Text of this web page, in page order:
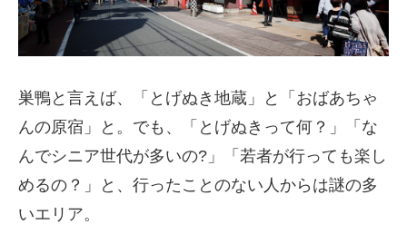
巣鴨と言えば、「とげぬき地蔵」と「おばあちゃ
んの原宿」と。でも、「とげぬきって何？」「な
んでシニア世代が多いの?」「若者が行っても楽し
めるの？」と、行ったことのない人からは謎の多
いエリア。